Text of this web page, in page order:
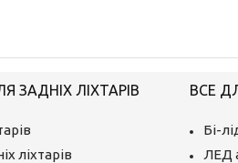
ЗАДНІХ ЛІХТАРІВ
ліхтарів
ВСЕ
Бі-
ЛЕД